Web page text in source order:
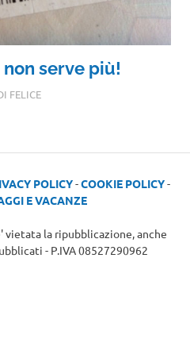
serve più!
FELICE
POLICY-COOKIE POLICY-
E VACANZE
vietata la ripubblicazione, anche
- P.IVA 08527290962